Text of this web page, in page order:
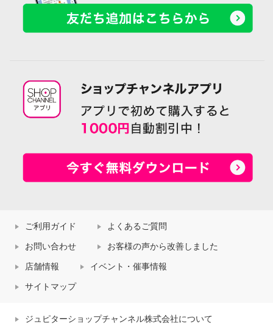
ご利用ガイド よくあるご質問
お問い合わせ お客様の声から改善しました
店舗情報 イベント・催事情報
サイトマップ
ジュピターショップチャンネル株式会社について